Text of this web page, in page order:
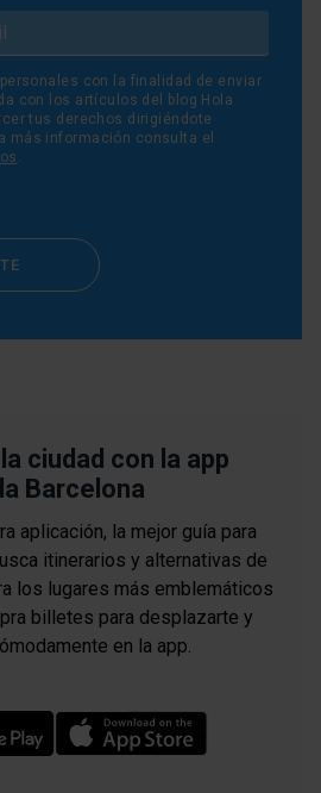
con la finalidad de enviar
con los artículos del blog Hola
tus derechos dirigiéndote
más información consulta el
.
ciudad con la app
Barcelona
aplicación, la mejor guía para
itinerarios y alternativas de
los lugares más emblemáticos
billetes para desplazarte y
en la app.